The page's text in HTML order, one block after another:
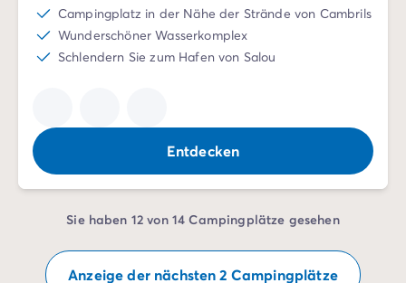
Campingplatz in der Nähe der Strände von Cambrils
Wunderschöner Wasserkomplex
Schlendern Sie zum Hafen von Salou
Entdecken
Sie haben 12 von 14 Campingplätze gesehen
Anzeige der nächsten 2 Campingplätze